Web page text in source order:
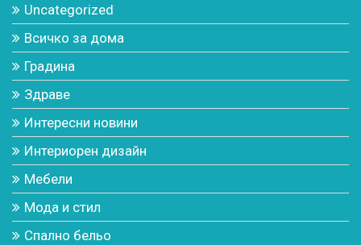
Uncategorized
Всичко за дома
Градина
Здраве
Интересни новини
Интериорен дизайн
Мебели
Мода и стил
Спално бельо